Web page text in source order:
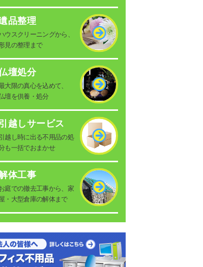
品整理
ウスクリーニングから、
見の整理まで
壇処分
大限の真心を込めて、
壇を供養・処分
越しサービス
越し時に出る不用品の処
も一括でおまかせ
体工事
庭での撤去工事から、家
・大型倉庫の解体まで